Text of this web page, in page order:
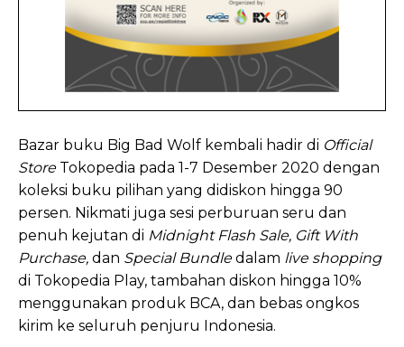
Bazar buku Big Bad Wolf kembali hadir di Official
StoreTokopedia pada 1-7 Desember 2020 dengan
koleksi buku pilihan yang didiskon hingga 90
persen. Nikmati juga sesi perburuan seru dan
penuh kejutan di Midnight Flash Sale, Gift With
Purchase, dan Special Bundledalam live shopping
di Tokopedia Play, tambahan diskon hingga 10%
menggunakan produk BCA, dan bebas ongkos
kirim ke seluruh penjuru Indonesia.